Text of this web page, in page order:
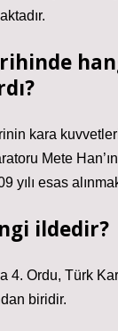
kara
Mete
yılı esas
ildedir?
4. Ordu, Türk
biridir.